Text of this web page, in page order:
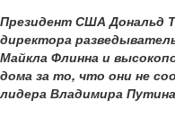
Президент США Дональд
директора
Майкла Флинна и
дома за то, что они не
лидера Владимира